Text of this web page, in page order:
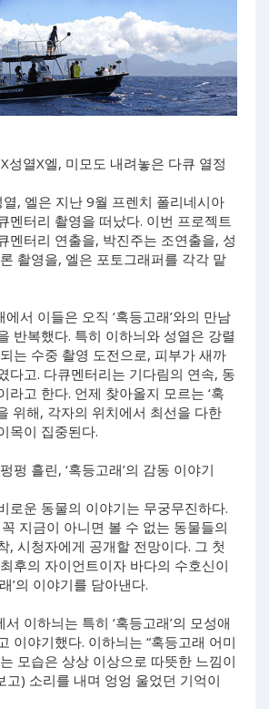
열X엘, 미모도 내려놓은 다큐 열정
, 엘은 지난 9월 프렌치 폴리네시아
멘터리 촬영을 떠났다. 이번 프로젝트
멘터리 연출을, 박진주는 조연출을, 성
촬영을, 엘은 포토그래퍼를 각각 맡
서 이들은 오직 ‘혹등고래’와의 만남
반복했다. 특히 이하늬와 성열은 강렬
는 수중 촬영 도전으로, 피부가 새까
다고. 다큐멘터리는 기다림의 연속, 동
라고 한다. 언제 찾아올지 모르는 ‘혹
위해, 각자의 위치에서 최선을 다한
목이 집중된다.
펑 흘린, ‘혹등고래’의 감동 이야기
로운 동물의 이야기는 무궁무진하다.
꼭 지금이 아니면 볼 수 없는 동물들의
, 시청자에게 공개할 전망이다. 그 첫
후의 자이언트이자 바다의 수호신이
’의 이야기를 담아낸다.
이하늬는 특히 ‘혹등고래’의 모성애
이야기했다. 이하늬는 “혹등고래 어미
모습은 상상 이상으로 따뜻한 느낌이
고) 소리를 내며 엉엉 울었던 기억이